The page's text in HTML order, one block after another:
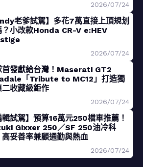
2026/07/24
老爹試駕】多花7萬直接上頂規划
？小改款Honda CR-V e:HEV
2026/07/24
首發獻給台灣！Maserati GT2
「Tribute to MC12」打造獨
二收藏級鉅作
2026/07/24
輯試駕】預算16萬元250檔車推薦！
Gixxer 250／SF 250油冷科
高妥善率兼顧通勤與熱血
2026/07/24